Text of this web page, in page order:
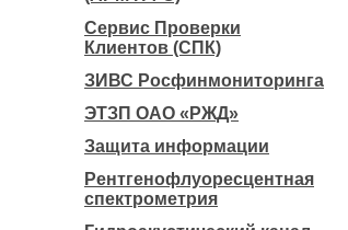
Сервис Проверки
Клиентов (СПК)
ЗИВС Росфинмониторинга
ЭТЗП ОАО «РЖД»
Защита информации
Рентгенофлуоресцентная
спектрометрия